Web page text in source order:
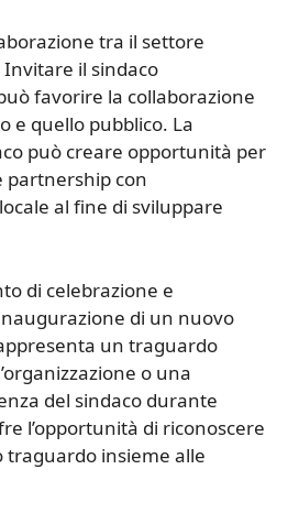
tra il settore
il sindaco
favorire la collaborazione
e quello pubblico. La
può creare opportunità per
partnership con
al fine di sviluppare
di celebrazione e
di un nuovo
un traguardo
o una
del sindaco durante
l’opportunità di riconoscere
traguardo insieme alle